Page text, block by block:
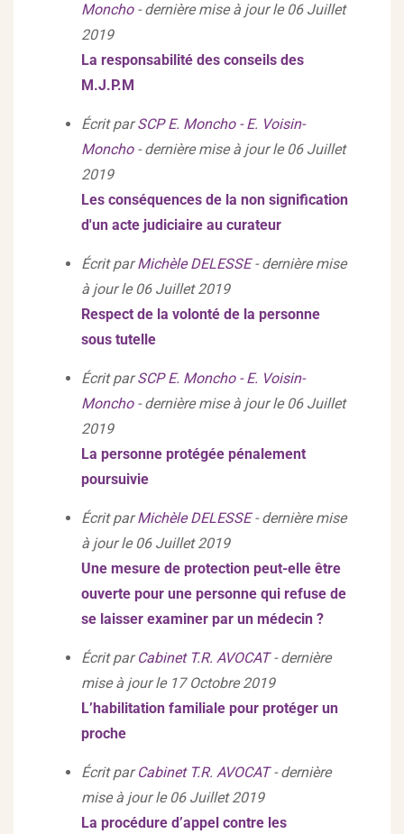
Moncho- dernière mise à jour le 06 Juillet
2019
La responsabilité des conseils des
M.J.P.M
Écrit parSCP E. Moncho - E. Voisin-
Moncho- dernière mise à jour le 06 Juillet
2019
Les conséquences de la non signification
d'un acte judiciaire au curateur
Écrit parMichèle DELESSE- dernière mise
à jour le 06 Juillet 2019
Respect de la volonté de la personne
sous tutelle
Écrit parSCP E. Moncho - E. Voisin-
Moncho- dernière mise à jour le 06 Juillet
2019
La personne protégée pénalement
poursuivie
Écrit parMichèle DELESSE- dernière mise
à jour le 06 Juillet 2019
Une mesure de protection peut-elle être
ouverte pour une personne qui refuse de
se laisser examiner par un médecin ?
Écrit par Cabinet T.R. AVOCAT- dernière
mise à jour le 17 Octobre 2019
L’habilitation familiale pour protéger un
proche
Écrit par Cabinet T.R. AVOCAT- dernière
mise à jour le 06 Juillet 2019
La procédure d’appel contre les